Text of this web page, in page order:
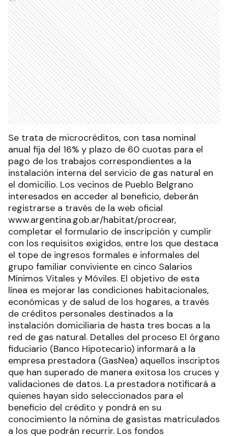
Se trata de microcréditos, con tasa nominal
anual fija del 16% y plazo de 60 cuotas para el
pago de los trabajos correspondientes a la
instalación interna del servicio de gas natural en
el domicilio. Los vecinos de Pueblo Belgrano
interesados en acceder al beneficio, deberán
registrarse a través de la web oficial
www.argentina.gob.ar/habitat/procrear,
completar el formulario de inscripción y cumplir
con los requisitos exigidos, entre los que destaca
el tope de ingresos formales e informales del
grupo familiar conviviente en cinco Salarios
Mínimos Vitales y Móviles. El objetivo de esta
línea es mejorar las condiciones habitacionales,
económicas y de salud de los hogares, a través
de créditos personales destinados a la
instalación domiciliaria de hasta tres bocas a la
red de gas natural. Detalles del proceso El órgano
fiduciario (Banco Hipotecario) informará a la
empresa prestadora (GasNea) aquellos inscriptos
que han superado de manera exitosa los cruces y
validaciones de datos. La prestadora notificará a
quienes hayan sido seleccionados para el
beneficio del crédito y pondrá en su
conocimiento la nómina de gasistas matriculados
a los que podrán recurrir. Los fondos